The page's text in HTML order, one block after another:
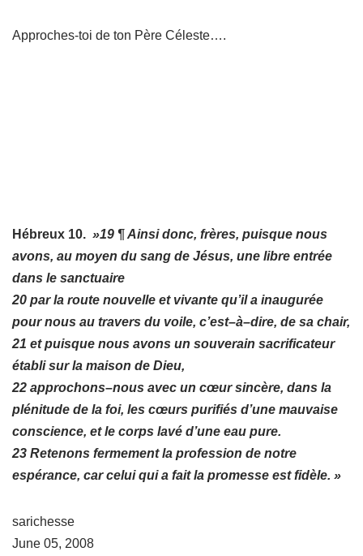
Approches-toi de ton Père Céleste….
Hébreux 10. »19 ¶ Ainsi donc, frères, puisque nous
avons, au moyen du sang de Jésus, une libre entrée
dans le sanctuaire
20 par la route nouvelle et vivante qu’il a inaugurée
pour nous au travers du voile, c’est–à–dire, de sa chair,
21 et puisque nous avons un souverain sacrificateur
établi sur la maison de Dieu,
22 approchons–nous avec un cœur sincère, dans la
plénitude de la foi, les cœurs purifiés d’une mauvaise
conscience, et le corps lavé d’une eau pure.
23 Retenons fermement la profession de notre
espérance, car celui qui a fait la promesse est fidèle. »
sarichesse
June 05, 2008